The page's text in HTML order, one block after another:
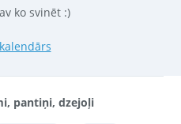
ko svinēt :)
pantiņi, dzejoļi